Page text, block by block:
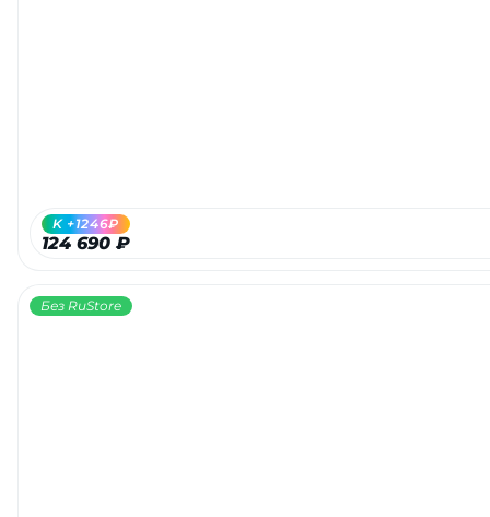
124 690 ₽
K +1246₽
Без RuStore